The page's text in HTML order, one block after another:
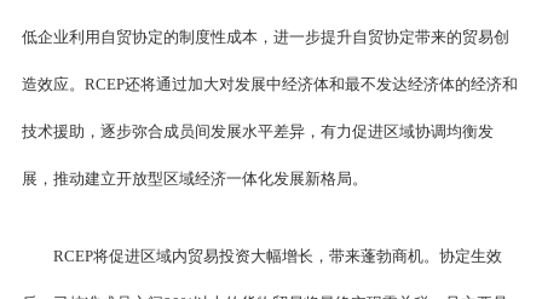
低企业利用自贸协定的制度性成本，进一步提升自贸协定带来的贸易创
造效应。RCEP还将通过加大对发展中经济体和最不发达经济体的经济和
技术援助，逐步弥合成员间发展水平差异，有力促进区域协调均衡发
展，推动建立开放型区域经济一体化发展新格局。
RCEP将促进区域内贸易投资大幅增长，带来蓬勃商机。协定生效